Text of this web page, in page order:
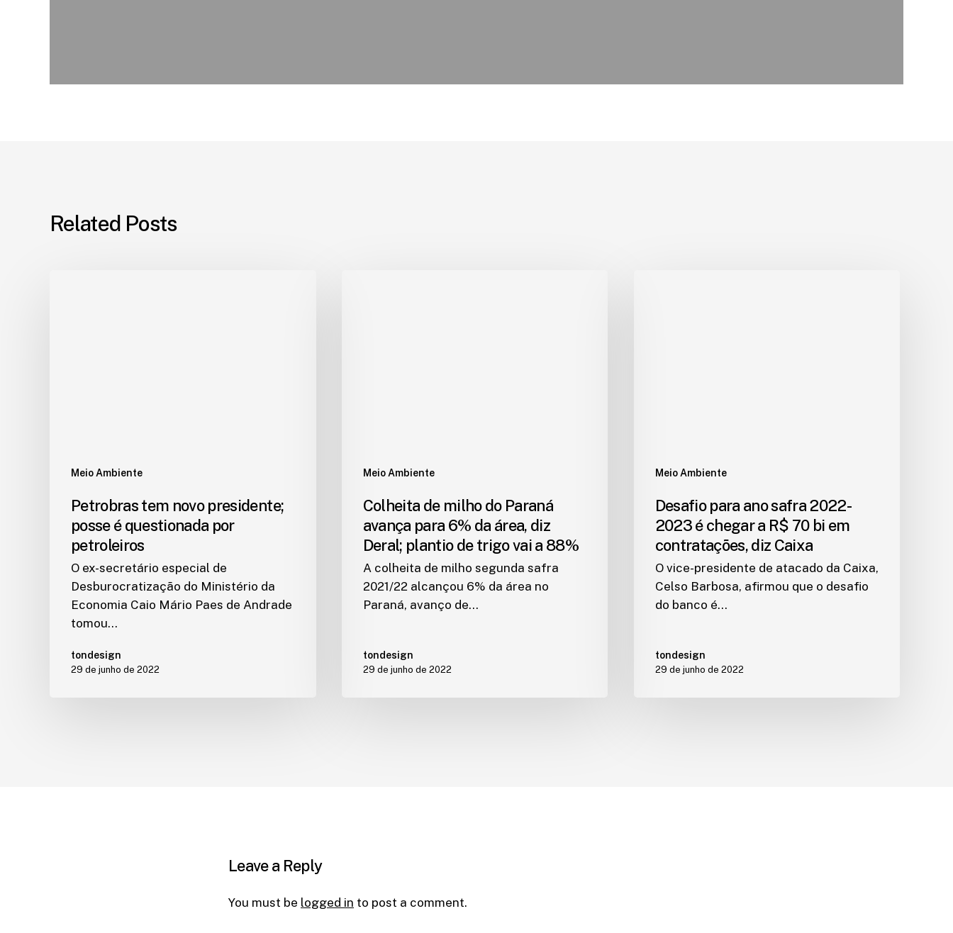
Related Posts
Meio Ambiente
Petrobras tem novo presidente;
posse é questionada por
petroleiros
O ex-secretário especial de
Desburocratização do Ministério da
Economia Caio Mário Paes de Andrade
tomou…
tondesign
29 de junho de 2022
Meio Ambiente
Colheita de milho do Paraná
avança para 6% da área, diz
Deral; plantio de trigo vai a 88%
A colheita de milho segunda safra
2021/22 alcançou 6% da área no
Paraná, avanço de…
tondesign
29 de junho de 2022
Meio Ambiente
Desafio para ano safra 2022-
2023 é chegar a R$ 70 bi em
contratações, diz Caixa
O vice-presidente de atacado da Caixa,
Celso Barbosa, afirmou que o desafio
do banco é…
tondesign
29 de junho de 2022
Leave a Reply
You must be logged in to post a comment.